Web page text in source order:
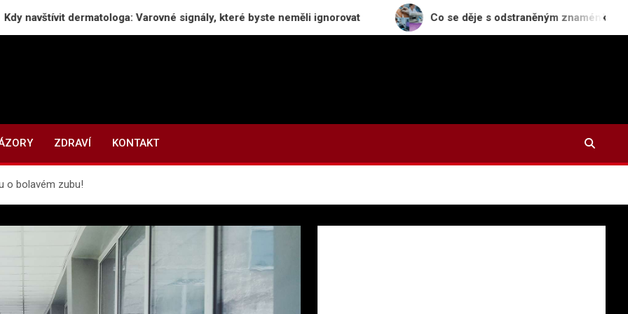
dermatologa: Varovné signály, které byste neměli ignorovat Co se děje s odstraněným znaménkem v
ZDRAVÍ KONTAKT
o bolavém zubu!